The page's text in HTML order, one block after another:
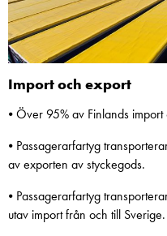
Import och export
⦁ Över 95% av Finlands
⦁ Passagerarfartyg
av exporten av styckegods.
⦁ Passagerarfartyg
utav import från och till Sverige.